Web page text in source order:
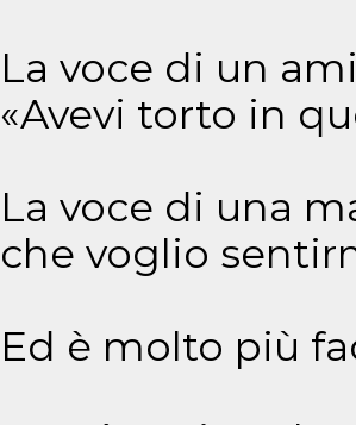
La voce di un
«Avevi torto in
La voce di una
che voglio
Ed è molto più